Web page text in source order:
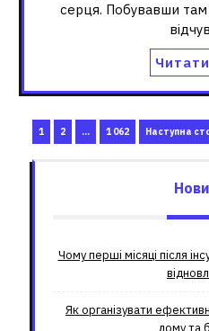
серця. Побувавши
Пагінація
записів
Сторінка
1 Сторінка
2 … Сторінка
1 062 Наступна
Чому перші місяці після
Як організувати